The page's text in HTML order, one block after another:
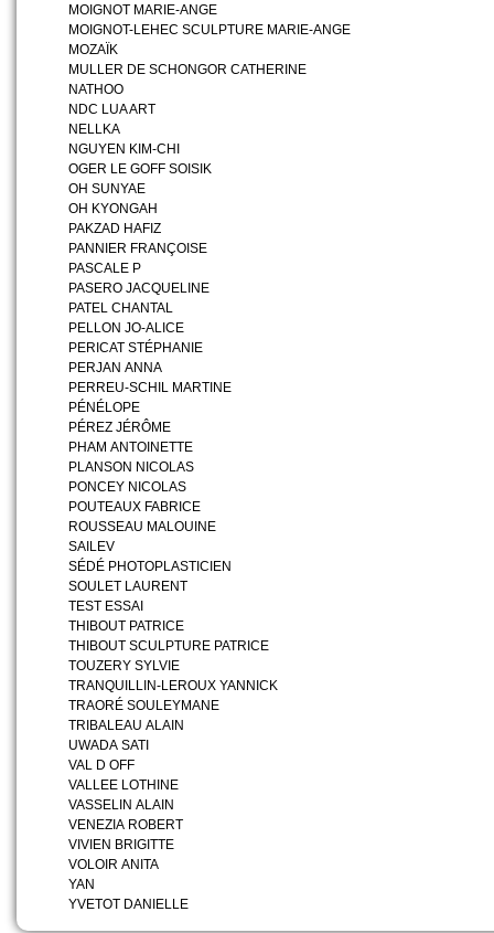
MOIGNOT MARIE-ANGE
MOIGNOT-LEHEC SCULPTURE MARIE-ANGE
MOZAÏK
MULLER DE SCHONGOR CATHERINE
NATHOO
NDC LUA ART
NELLKA
NGUYEN KIM-CHI
OGER LE GOFF SOISIK
OH SUNYAE
OH KYONGAH
PAKZAD HAFIZ
PANNIER FRANÇOISE
PASCALE P
PASERO JACQUELINE
PATEL CHANTAL
PELLON JO-ALICE
PERICAT STÉPHANIE
PERJAN ANNA
PERREU-SCHIL MARTINE
PÉNÉLOPE
PÉREZ JÉRÔME
PHAM ANTOINETTE
PLANSON NICOLAS
PONCEY NICOLAS
POUTEAUX FABRICE
ROUSSEAU MALOUINE
SAILEV
SÉDÉ PHOTOPLASTICIEN
SOULET LAURENT
TEST ESSAI
THIBOUT PATRICE
THIBOUT SCULPTURE PATRICE
TOUZERY SYLVIE
TRANQUILLIN-LEROUX YANNICK
TRAORÉ SOULEYMANE
TRIBALEAU ALAIN
UWADA SATI
VAL D OFF
VALLEE LOTHINE
VASSELIN ALAIN
VENEZIA ROBERT
VIVIEN BRIGITTE
VOLOIR ANITA
YAN
YVETOT DANIELLE